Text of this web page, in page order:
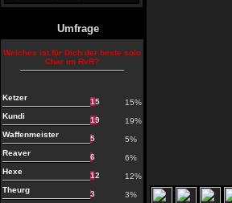
Umfrage
Welches ist für Dich der beste solo
Char im RvR?
Ketzer 15
15%
Kundi
19
19%
Waffenmeister
5
5%
Reaver
6
6%
Hexe
12
12%
Theurg
3
3%